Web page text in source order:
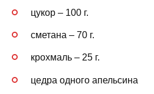
цукор – 100 г.
сметана – 70 г.
крохмаль – 25 г.
цедра одного апельсина